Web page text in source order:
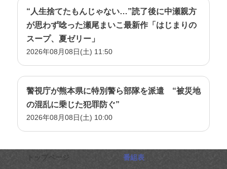
“人生捨てたもんじゃない…”読了後に中瀬親方
が思わず唸った瀬尾まいこ最新作「はじまりの
スープ、夏ゼリー」
2026年08月08日(土) 11:50
警視庁が熊本県に特別警ら部隊を派遣 “被災地
の混乱に乗じた犯罪防ぐ”
2026年08月08日(土) 10:00
トップページ 番組表